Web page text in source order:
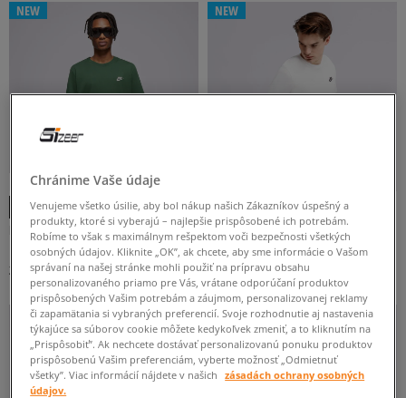
NEW
-10 % S KÓDOM: TOP (MIN. 70 €)
NIKE TRIČKO SPORTSWEAR CLUB
pánske
25 €
NEW
NIKE TRIČKO SPORTSWEAR CLUB
pánske
25 €
Chránime Vaše údaje
Venujeme všetko úsilie, aby bol nákup našich Zákazníkov úspešný a
produkty, ktoré si vyberajú – najlepšie prispôsobené ich potrebám.
Robíme to však s maximálnym rešpektom voči bezpečnosti všetkých
osobných údajov. Kliknite „OK”, ak chcete, aby sme informácie o Vašom
správaní na našej stránke mohli použiť na prípravu obsahu
personalizovaného priamo pre Vás, vrátane odporúčaní produktov
prispôsobených Vašim potrebám a záujmom, personalizovanej reklamy
či zapamätania si vybraných preferencií. Svoje rozhodnutie aj nastavenia
týkajúce sa súborov cookie môžete kedykoľvek zmeniť, a to kliknutím na
„Prispôsobiť”. Ak nechcete dostávať personalizovanú ponuku produktov
prispôsobenú Vašim preferenciám, vyberte možnosť „Odmietnuť
všetky”. Viac informácií nájdete v našich
zásadách ochrany osobných
údajov.